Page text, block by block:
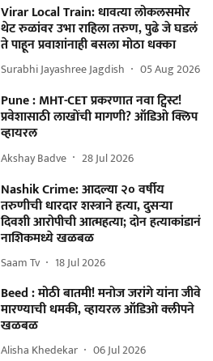
Virar Local Train: धावत्या लोकलसमोर
थेट रुळांवर उभा राहिला तरुण, पुढे जे घडलं
ते पाहून प्रवाशांनाही बसला मोठा धक्का
Surabhi Jayashree Jagdish 05 Aug 2026
Pune : MHT-CET प्रकरणात नवा ट्विस्ट!
प्रवेशासाठी लाखोंची मागणी? ऑडिओ क्लिप
व्हायरल
Akshay Badve 28 Jul 2026
Nashik Crime: आदल्या २० वर्षीय
तरुणीची धारदार शस्त्राने हत्या, दुसऱ्या
दिवशी आरोपीची आत्महत्या; दोन हत्याकांडानं
नाशिकमध्ये खळबळ
Saam Tv 18 Jul 2026
Beed : मोठी बातमी! मनोज जरांगे यांना जीवे
मारण्याची धमकी, व्हायरल ऑडिओ क्लीपने
खळबळ
Alisha Khedekar 06 Jul 2026